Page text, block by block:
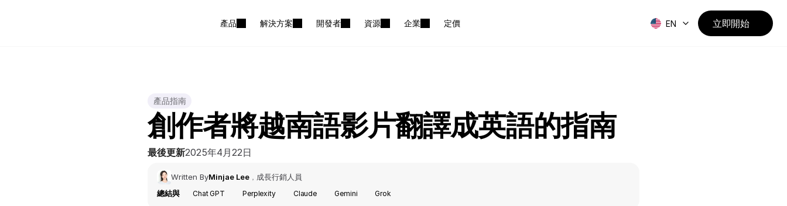
產品 解決方案 開發者 資源 企業 定價 EN 立即開始
產品指南
創作者將越南語影片翻譯成英語的指南
最後更新2025年4月22日
Written ByMinjae Lee ， 成長行銷人員
總結與
Chat GPT Perplexity Claude Gemini Grok